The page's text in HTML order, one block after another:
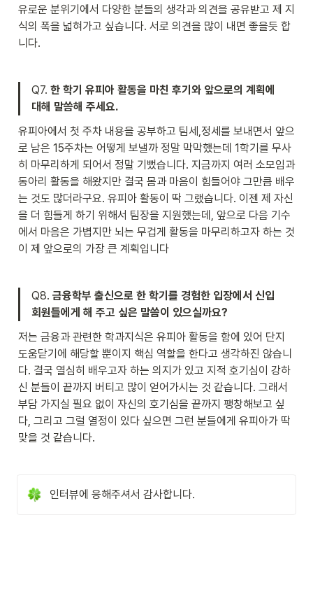
유로운 분위기에서 다양한 분들의 생각과 의견을 공유받고 제 지
식의 폭을 넓혀가고 싶습니다. 서로 의견을 많이 내면 좋을듯 합
니다.
Q7. 한 학기 유피아 활동을 마친 후기와 앞으로의 계획에
대해 말씀해 주세요.
유피아에서 첫 주차 내용을 공부하고 팀세,정세를 보내면서 앞으
로 남은 15주차는 어떻게 보낼까 정말 막막했는데 1학기를 무사
히 마무리하게 되어서 정말 기뻤습니다. 지금까지 여러 소모임과
동아리 활동을 해왔지만 결국 몸과 마음이 힘들어야 그만큼 배우
는 것도 많더라구요. 유피아 활동이 딱 그랬습니다. 이젠 제 자신
을 더 힘들게 하기 위해서 팀장을 지원했는데, 앞으로 다음 기수
에서 마음은 가볍지만 뇌는 무겁게 활동을 마무리하고자 하는 것
이 제 앞으로의 가장 큰 계획입니다
Q8. 금융학부 출신으로 한 학기를 경험한 입장에서 신입
회원들에게 해 주고 싶은 말씀이 있으실까요?
저는 금융과 관련한 학과지식은 유피아 활동을 함에 있어 단지
도움닫기에 해당할 뿐이지 핵심 역할을 한다고 생각하진 않습니
다. 결국 열심히 배우고자 하는 의지가 있고 지적 호기심이 강하
신 분들이 끝까지 버티고 많이 얻어가시는 것 같습니다. 그래서
부담 가지실 필요 없이 자신의 호기심을 끝까지 팽창해보고 싶
다, 그리고 그럴 열정이 있다 싶으면 그런 분들에게 유피아가 딱
맞을 것 같습니다.
인터뷰에 응해주셔서 감사합니다.